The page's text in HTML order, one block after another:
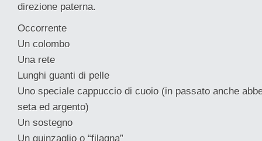
direzione paterna.
Occorrente
Un colombo
Una rete
Lunghi guanti di pelle
Uno speciale cappuccio di cuoio (in passato anche
seta ed argento)
Un sostegno
Un guinzaglio o “filagna”